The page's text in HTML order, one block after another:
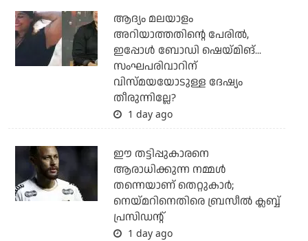
ആദ്യം മലയാളം
അറിയാത്തതിന്റെ പേരില്‍,
ഇപ്പോള്‍ ബോഡി ഷെയ്മിങ്...
സംഘപരിവാറിന്
വിസ്മയയോടുള്ള ദേഷ്യം
തീരുന്നില്ലേ?
1 day ago
ഈ തട്ടിപ്പുകാരനെ
ആരാധിക്കുന്ന നമ്മള്‍
തന്നെയാണ് തെറ്റുകാര്‍;
നെയ്മറിനെതിരെ ബ്രസീല്‍ ക്ലബ്ബ്
പ്രസിഡന്റ്
1 day ago